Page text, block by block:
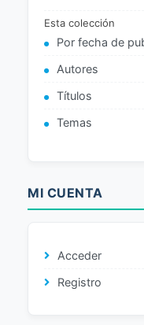
Esta colección
Por fecha de
Autores
Títulos
Temas
MI CUENTA
Acceder
Registro